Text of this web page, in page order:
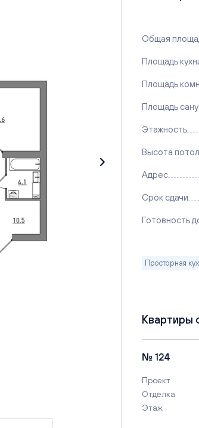
Общая
Площадь
Площадь
Площадь
Этажность
Высота
Адрес
Срок сдачи
Готовность
Просторная
Квартиры
№ 124
Проект
Отделка
Этаж